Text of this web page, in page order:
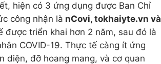
hiện có 3 ứng dụng được Ban Chỉ
công nhận là nCovi, tokhaiyte.vn và
được triển khai hơn 2 năm, sau đó là
COVID-19. Thực tế càng ít ứng
diện, đỡ hoang mang, và cơ quan